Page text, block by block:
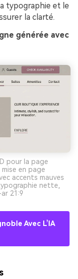
typographie et le
la clarté.
générée avec
pour la page
en page
accents mauves
nette,
21:9
Avec L’IA